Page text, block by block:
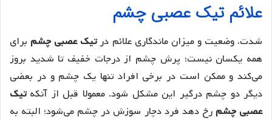
علائم تیک عصبی چشم
شدت، وضعیت و میزان ماندگاری علائم درتیک عصبی چشم برای
همه یکسان نیست؛ پرش چشم از درجات خفیف تا شدید بروز
می‌کند و ممکن است در برخی افراد تنها یک چشم و در بعضی
دیگر دو چشم درگیر این مشکل شود. معمولا قبل از آنکهتیک
عصبی چشم رخ دهد فرد دچار سوزش در چشم می‌شود؛ البته به